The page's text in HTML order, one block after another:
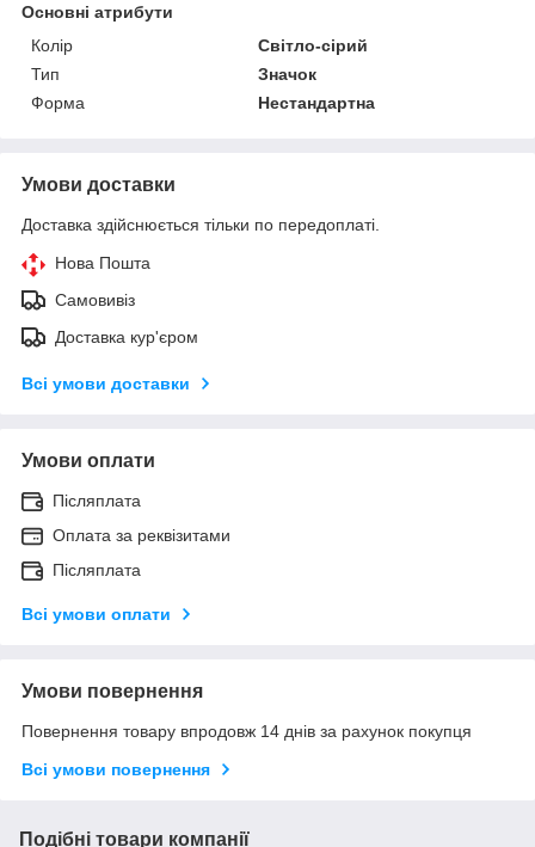
Основні атрибути
Колір
Світло-сірий
Тип
Значок
Форма
Нестандартна
Умови доставки
Доставка здійснюється тільки по передоплаті.
Нова Пошта
Самовивіз
Доставка кур'єром
Всі умови доставки
Умови оплати
Післяплата
Оплата за реквізитами
Післяплата
Всі умови оплати
Умови повернення
Повернення товару впродовж 14 днів за рахунок покупця
Всі умови повернення
Подібні товари компанії